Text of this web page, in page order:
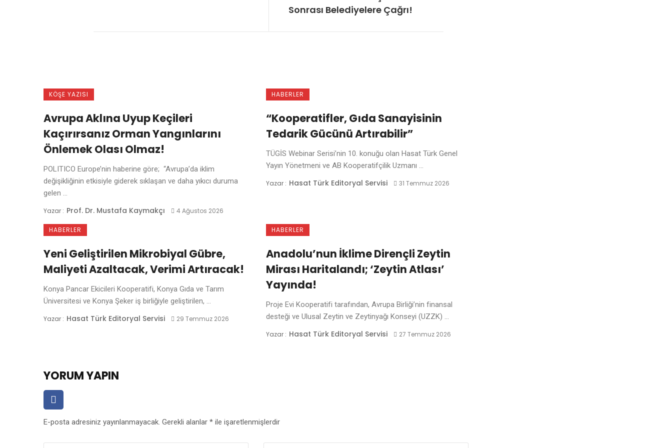
Sonrası Belediyelere Çağrı!
KÖŞE YAZISI
Avrupa Aklına Uyup Keçileri
Kaçırırsanız Orman Yangınlarını
Önlemek Olası Olmaz!
POLITICO Europe’nin haberine göre; “Avrupa’da iklim
değişikliğinin etkisiyle giderek sıklaşan ve daha yıkıcı duruma
gelen ...
Yazar : Prof. Dr. Mustafa Kaymakçı 4 Ağustos 2026
HABERLER
“Kooperatifler, Gıda Sanayisinin
Tedarik Gücünü Artırabilir”
TÜGİS Webinar Serisi’nin 10. konuğu olan Hasat Türk Genel
Yayın Yönetmeni ve AB Kooperatifçilik Uzmanı ...
Yazar : Hasat Türk Editoryal Servisi 31 Temmuz 2026
HABERLER
Yeni Geliştirilen Mikrobiyal Gübre,
Maliyeti Azaltacak, Verimi Artıracak!
Konya Pancar Ekicileri Kooperatifi, Konya Gıda ve Tarım
Üniversitesi ve Konya Şeker iş birliğiyle geliştirilen, ...
Yazar : Hasat Türk Editoryal Servisi 29 Temmuz 2026
HABERLER
Anadolu’nun İklime Dirençli Zeytin
Mirası Haritalandı; ‘Zeytin Atlası’
Yayında!
Proje Evi Kooperatifi tarafından, Avrupa Birliği’nin finansal
desteği ve Ulusal Zeytin ve Zeytinyağı Konseyi (UZZK) ...
Yazar : Hasat Türk Editoryal Servisi 27 Temmuz 2026
YORUM YAPIN
E-posta adresiniz yayınlanmayacak. Gerekli alanlar * ile işaretlenmişlerdir